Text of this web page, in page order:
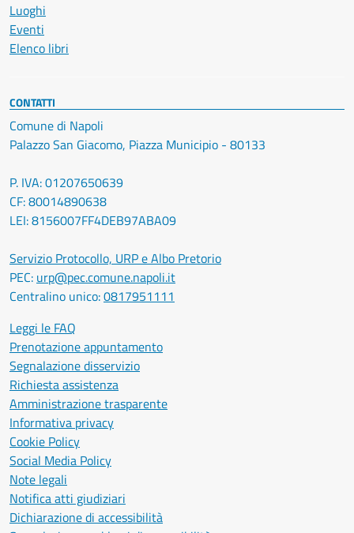
Luoghi
Eventi
Elenco libri
CONTATTI
Comune di Napoli
Palazzo San Giacomo, Piazza Municipio - 80133
P. IVA: 01207650639
CF: 80014890638
LEI: 8156007FF4DEB97ABA09
Servizio Protocollo, URP e Albo Pretorio
PEC: urp@pec.comune.napoli.it
Centralino unico:0817951111
Leggi le FAQ
Prenotazione appuntamento
Segnalazione disservizio
Richiesta assistenza
Amministrazione trasparente
Informativa privacy
Cookie Policy
Social Media Policy
Note legali
Notifica atti giudiziari
Dichiarazione di accessibilità